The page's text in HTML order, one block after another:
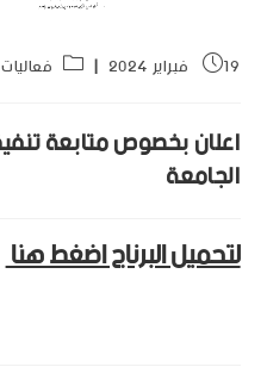
19 فبراير 2024
اعلان بخصوص متابعة
الجامعة
لتحميل البرناج اضغط هنا